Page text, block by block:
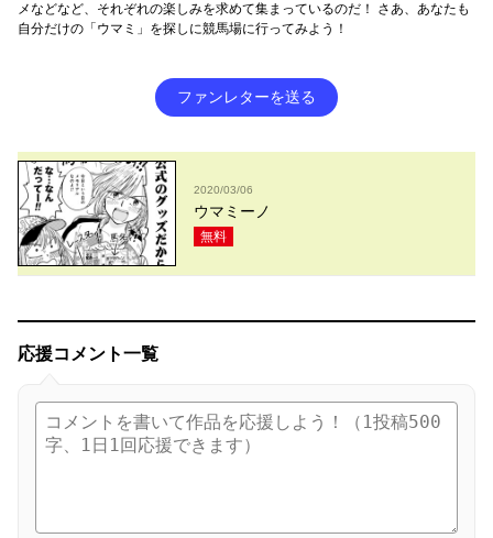
メなどなど、それぞれの楽しみを求めて集まっているのだ！ さあ、あなたも
自分だけの「ウマミ」を探しに競馬場に行ってみよう！
ファンレターを送る
2020/03/06
ウマミーノ
無料
応援コメント一覧